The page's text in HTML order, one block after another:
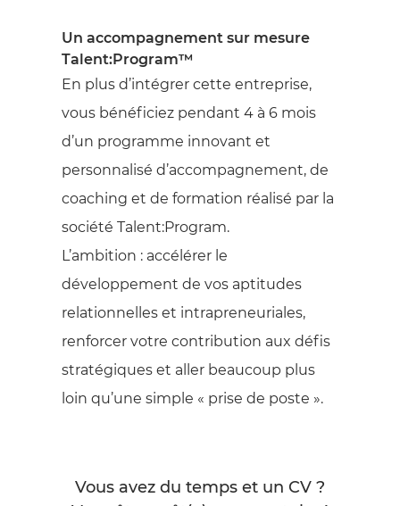
Un accompagnement sur mesure
Talent:Program™
En plus d’intégrer cette entreprise,
vous bénéficiez pendant 4 à 6 mois
d’un programme innovant et
personnalisé d’accompagnement, de
coaching et de formation réalisé par la
société Talent:Program.
L’ambition : accélérer le
développement de vos aptitudes
relationnelles et intrapreneuriales,
renforcer votre contribution aux défis
stratégiques et aller beaucoup plus
loin qu’une simple « prise de poste ».
Vous avez du temps et un CV ?